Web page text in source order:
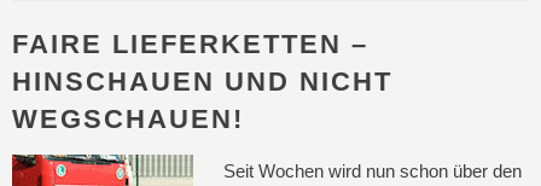
FAIRE LIEFERKETTEN –
HINSCHAUEN UND NICHT
WEGSCHAUEN!
Seit Wochen wird nun schon über den